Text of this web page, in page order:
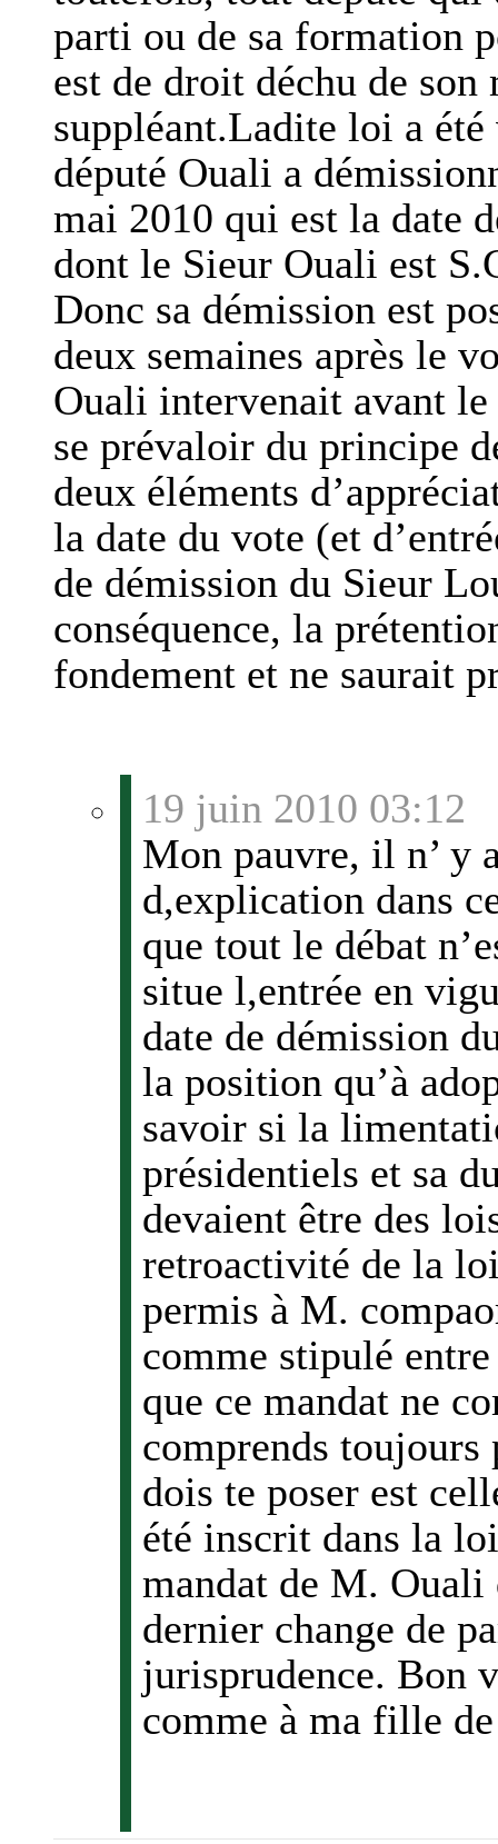
parti ou de sa formation
est de droit déchu de
suppléant.Ladite loi a
député Ouali a
mai 2010 qui est la date
dont le Sieur Ouali est
Donc sa démission est
deux semaines après le
Ouali intervenait avant
se prévaloir du principe
deux éléments
la date du vote (et
de démission du Sieur
conséquence, la
fondement et ne saurait
19 juin 2010 03:12
Mon pauvre, il n’ y
d,explication dans
que tout le débat
situe l,entrée en
date de démission
la position qu’à
savoir si la
présidentiels et sa
devaient être des
retroactivité de la
permis à M.
comme stipulé
que ce mandat ne
comprends
dois te poser est
été inscrit dans la
mandat de M. Ouali
dernier change de
jurisprudence. Bon
comme à ma fille